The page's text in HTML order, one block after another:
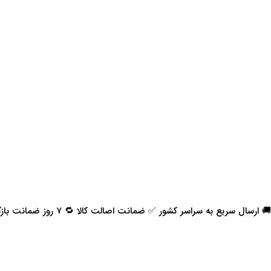
🚚 ارسال سریع به سراسر کشور ✅ ضمانت اصالت کالا 🔁 ۷ روز ضمانت بازگشت 📞 پشتیبانی واقعی